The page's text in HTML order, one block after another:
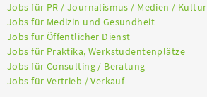
Jobs für PR / Journalismus / Medien / Kultur
Jobs für Medizin und Gesundheit
Jobs für Öffentlicher Dienst
Jobs für Praktika, Werkstudentenplätze
Jobs für Consulting / Beratung
Jobs für Vertrieb / Verkauf